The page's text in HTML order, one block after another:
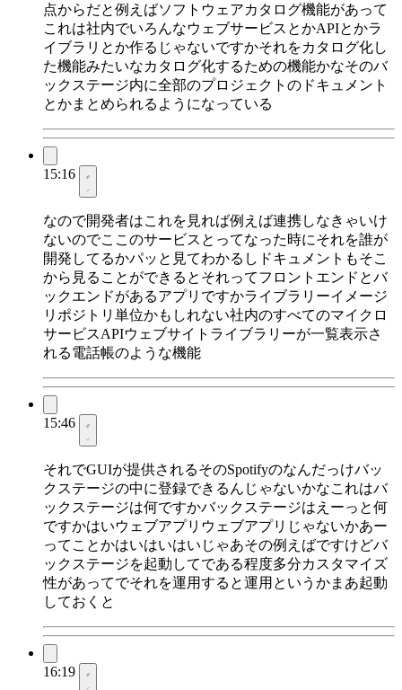
点からだと例えばソフトウェアカタログ機能があって
これは社内でいろんなウェブサービスとかAPIとかラ
イブラリとか作るじゃないですかそれをカタログ化し
た機能みたいなカタログ化するための機能かなそのバ
ックステージ内に全部のプロジェクトのドキュメント
とかまとめられるようになっている
15:16
なので開発者はこれを見れば例えば連携しなきゃいけ
ないのでここのサービスとってなった時にそれを誰が
開発してるかパッと見てわかるしドキュメントもそこ
から見ることができるとそれってフロントエンドとバ
ックエンドがあるアプリですかライブラリーイメージ
リポジトリ単位かもしれない社内のすべてのマイクロ
サービスAPIウェブサイトライブラリーが一覧表示さ
れる電話帳のような機能
15:46
それでGUIが提供されるそのSpotifyのなんだっけバッ
クステージの中に登録できるんじゃないかなこれはバ
ックステージは何ですかバックステージはえーっと何
ですかはいウェブアプリウェブアプリじゃないかあー
ってことかはいはいはいじゃあその例えばですけどバ
ックステージを起動してである程度多分カスタマイズ
性があってでそれを運用すると運用というかまあ起動
しておくと
16:19